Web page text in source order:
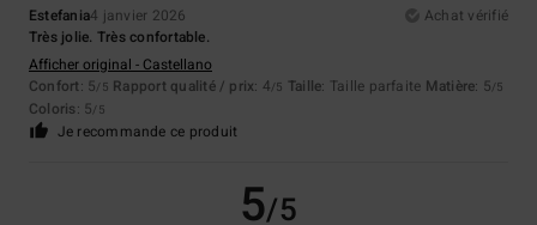
Estefania4 janvier 2026
Achat vérifié
Très jolie. Très confortable.
Afficher original - Castellano
Confort: 5/5 Rapport qualité / prix: 4/5 Taille: Taille parfaite Matière: 5/5
Coloris: 5/5
Je recommande ce produit
5/5